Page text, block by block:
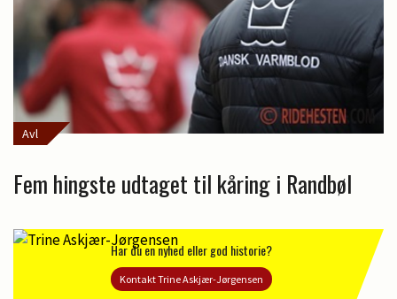
Avl
Fem hingste udtaget til kåring i Randbøl
Har du en nyhed eller god historie?
Kontakt Trine Askjær-Jørgensen